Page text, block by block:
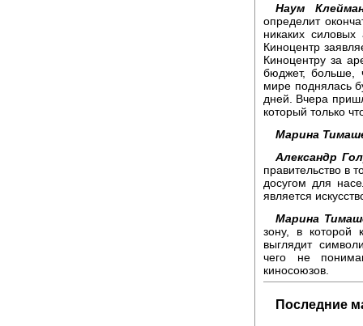
Наум
определит
никаких
Киноцентр
Киноцентру за
бюджет, больше,
мире поднялась
дней. Вчера
который только
Марина
Александр
правительство в
досугом для
является
Марина
зону, в которой
выглядит
чего не
киносоюзов.
Последние